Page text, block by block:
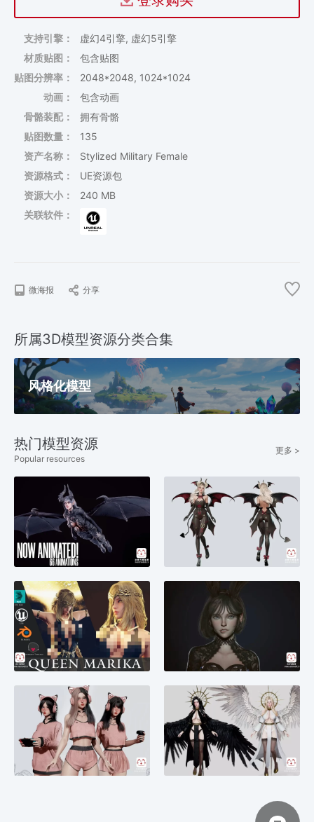
支持引擎：
虚幻4引擎, 虚幻5引擎
材质贴图：
包含贴图
贴图分辨率：
2048*2048, 1024*1024
动画：
包含动画
骨骼装配：
拥有骨骼
贴图数量：
135
资产名称：
Stylized Military Female
资源格式：
UE资源包
资源大小：
240 MB
关联软件：
微海报 分享
所属3D模型资源分类合集
风格化模型
热门模型资源
Popular resources
更多 >